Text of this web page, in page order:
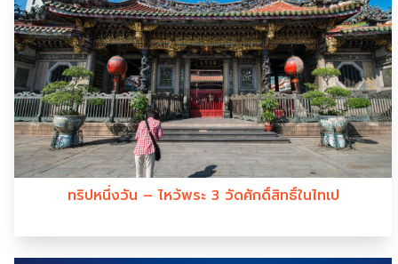
ทริปหนึ่งวัน – ไหว้พระ 3 วัดศักดิ์สิทธิ์ในไทเป